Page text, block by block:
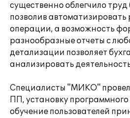
существенно облегчило труд
позволив
операции, а возможность
разнообразные отчеты с
детализации позволяет
анализировать
Специалисты "МИКО"
ПП, установку программного
обучение пользователей